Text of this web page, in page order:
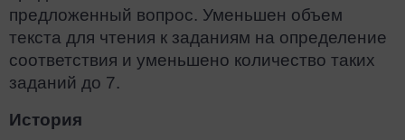
предложенный вопрос. Уменьшен объем
текста для чтения к заданиям на определение
соответствия и уменьшено количество таких
заданий до 7.
История